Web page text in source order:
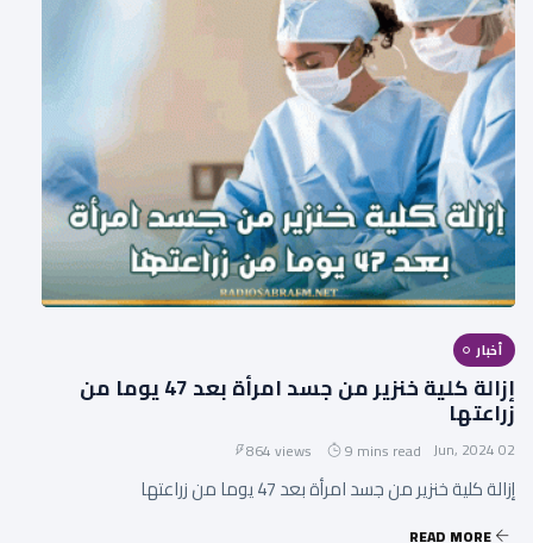
أخبار
إزالة كلية خنزير من جسد امرأة بعد 47 يوما من
زراعتها
02 Jun, 2024
9 mins read
864 views
إزالة كلية خنزير من جسد امرأة بعد 47 يوما من زراعتها
READ MORE